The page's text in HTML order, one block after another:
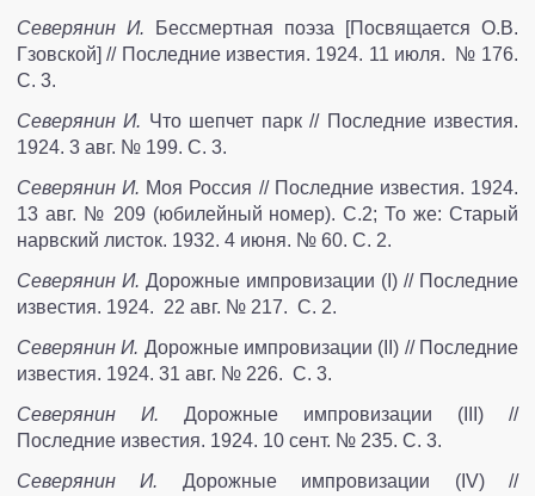
Северянин И. Бессмертная поэза [Посвящается О.В.
Гзовской] // Последние известия. 1924. 11 июля. № 176.
С. 3.
Северянин И. Что шепчет парк // Последние известия.
1924. 3 авг. № 199. С. 3.
Северянин И. Моя Россия // Последние известия. 1924.
13 авг. № 209 (юбилейный номер). С.2; То же: Старый
нарвский листок. 1932. 4 июня. № 60. С. 2.
Северянин И. Дорожные импровизации (I) // Последние
изве­стия. 1924. 22 авг. № 217. С. 2.
Северянин И. Дорожные импровизации (II) // Последние
известия. 1924. 31 авг. № 226. С. 3.
Северянин И. Дорожные импровизации (III) //
Последние известия. 1924. 10 сент. № 235. С. 3.
Северянин И. Дорожные импровизации (IV) //